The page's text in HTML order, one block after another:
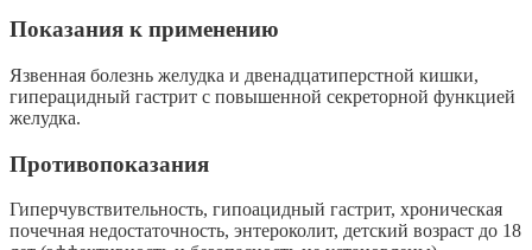
Показания к применению
Язвенная болезнь желудка и двенадцатиперстной кишки,
гиперацидный гастрит с повышенной секреторной функцией
желудка.
Противопоказания
Гиперчувствительность, гипоацидный гастрит, хроническая
почечная недостаточность, энтероколит, детский возраст до 18